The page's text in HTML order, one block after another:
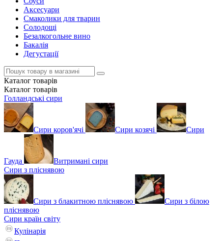
Аксесуари
Смаколики для тварин
Солодощі
Безалкогольне вино
Бакалія
Дегустації
Каталог товарів
Каталог товарів
Голландські сири
Сири коров'ячі Сири козячі Сири
Гауда
Витримані сири
Сири з пліснявою
Сири з блакитною пліснявою
Сири з білою
пліснявою
Сири країн світу
Кулінарія